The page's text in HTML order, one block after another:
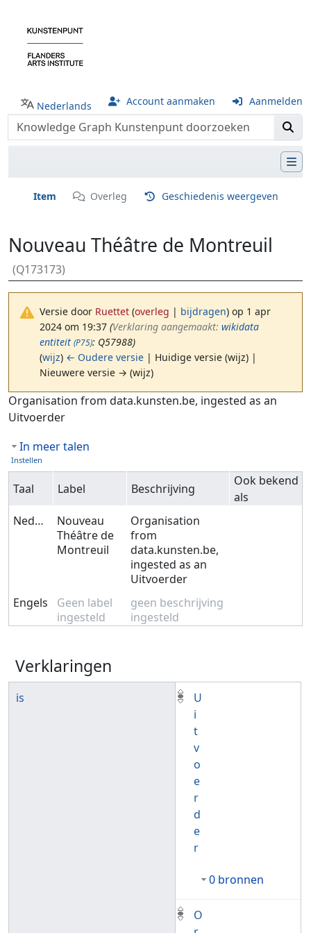
Nederlands Account aanmaken Aanmelden
Item Overleg Geschiedenis weergeven
Nouveau Théâtre de Montreuil
(Q173173)
Versie door Ruettet (overleg | bijdragen) op 1 apr
2024 om 19:37 (‎Verklaring aangemaakt: wikidata
entiteit (P75): Q57988)
(wijz) ← Oudere versie | Huidige versie (wijz) |
Nieuwere versie → (wijz)
Ga naar:navigatie,zoeken
Organisation from data.kunsten.be, ingested as an
Uitvoerder
In meer talen
Instellen
Taal Label Beschrijving
Ook bekend
als
Nederlands
Nouveau
Théâtre de
Montreuil
Organisation
from
data.kunsten.be,
ingested as an
Uitvoerder
Engels
Geen label
ingesteld
geen beschrijving
ingesteld
Verklaringen
is
U
i
t
v
o
e
r
d
e
r
0 bronnen
O